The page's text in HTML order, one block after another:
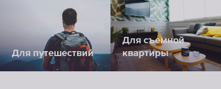
Для путешествий
Для съемной
квартиры